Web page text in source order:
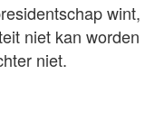
wint,
niet kan worden
niet.